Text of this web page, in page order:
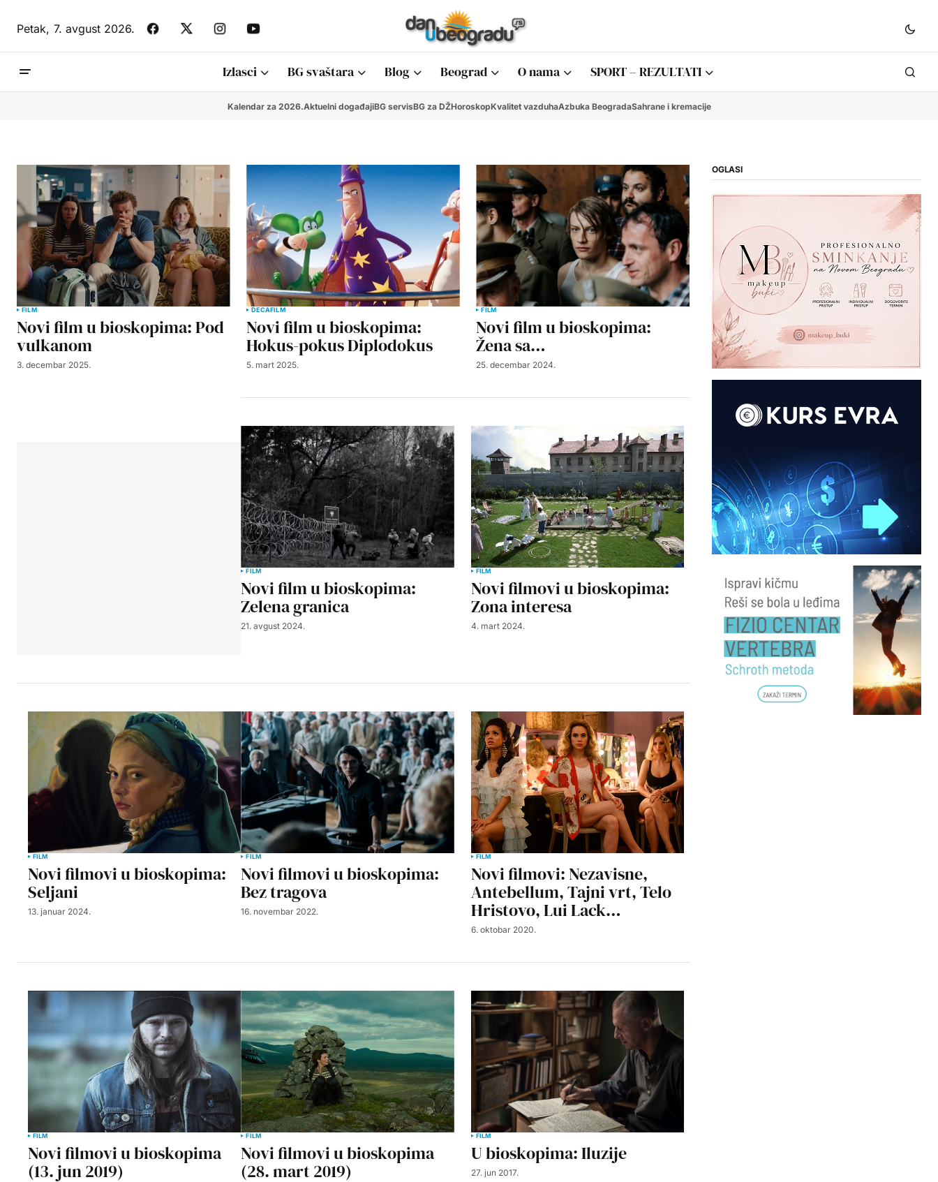
Petak,7. avgust 2026.
Izlasci BG svaštara Blog Beograd O nama SPORT – REZULTATI
Kalendar za 2026.Aktuelni događajiBG servisBG za DŽHoroskopKvalitet vazduhaAzbuka BeogradaSahrane i kremacije
FILM
Novi film u bioskopima: Pod
vulkanom
3. decembar 2025.
DECAFILM
Novi film u bioskopima:
Hokus-pokus Diplodokus
5. mart 2025.
FILM
Novi film u bioskopima:
Žena sa…
25. decembar 2024.
FILM
Novi film u bioskopima:
Zelena granica
21. avgust 2024.
FILM
Novi filmovi u bioskopima:
Zona interesa
4. mart 2024.
FILM
Novi filmovi u bioskopima:
Seljani
13. januar 2024.
FILM
Novi filmovi u bioskopima:
Bez tragova
16. novembar 2022.
FILM
Novi filmovi: Nezavisne,
Antebellum, Tajni vrt, Telo
Hristovo, Lui Lack…
6. oktobar 2020.
FILM
Novi filmovi u bioskopima
(13. jun 2019)
FILM
Novi filmovi u bioskopima
(28. mart 2019)
FILM
U bioskopima: Iluzije
27. jun 2017.
OGLASI